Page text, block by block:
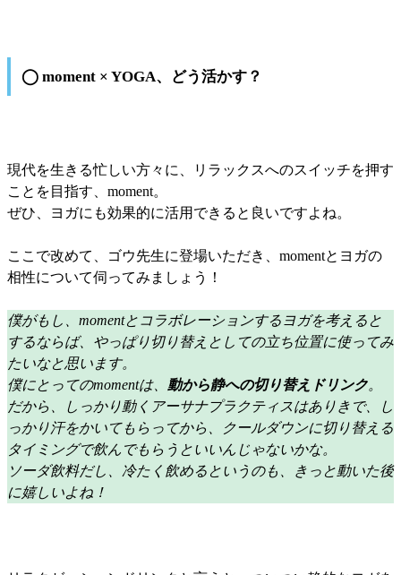
◯ moment × YOGA、どう活かす？
現代を生きる忙しい方々に、リラックスへのスイッチを押す
ことを目指す、moment。
ぜひ、ヨガにも効果的に活用できると良いですよね。
ここで改めて、ゴウ先生に登場いただき、momentとヨガの
相性について伺ってみましょう！
僕がもし、momentとコラボレーションするヨガを考えると
するならば、やっぱり切り替えとしての立ち位置に使ってみ
たいなと思います。
僕にとってのmomentは、 動から静への切り替えドリンク。
だから、しっかり動くアーサナプラクティスはありきで、し
っかり汗をかいてもらってから、クールダウンに切り替える
タイミングで飲んでもらうといいんじゃないかな。
ソーダ飲料だし、冷たく飲めるというのも、きっと動いた後
に嬉しいよね！